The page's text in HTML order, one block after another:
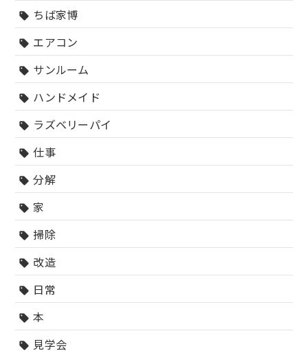
sell ちば家博
sell エアコン
sell サンルーム
sell ハンドメイド
sell ラズベリーパイ
sell 仕事
sell 分解
sell 家
sell 掃除
sell 改造
sell 日常
sell 本
sell 見学会